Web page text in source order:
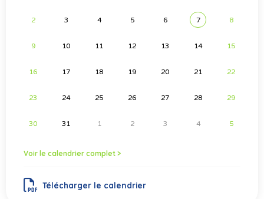
2 3 4 5 6 7 8
9 10 11 12 13 14 15
16 17 18 19 20 21 22
23 24 25 26 27 28 29
30 31 1 2 3 4 5
Voir le calendrier complet >
Télécharger le calendrier